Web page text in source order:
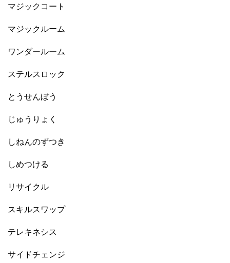
マジックコート
マジックルーム
ワンダールーム
ステルスロック
とうせんぼう
じゅうりょく
しねんのずつき
しめつける
リサイクル
スキルスワップ
テレキネシス
サイドチェンジ